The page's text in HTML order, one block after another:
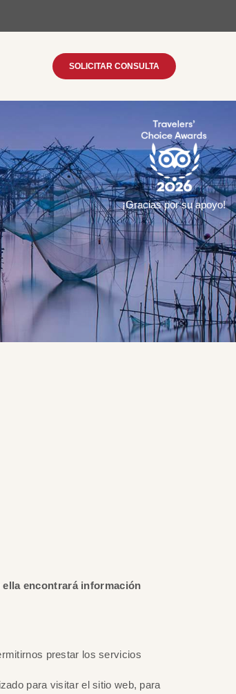
SOLICITAR CONSULTA
¡Gracias por su apoyo!
encontrará información
prestar los servicios
para visitar el sitio web, para